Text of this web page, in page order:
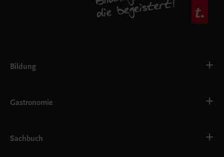
Bildung
AHS
EWF/ZWF
FW
Gastronomie
Getränke
Sachbuch